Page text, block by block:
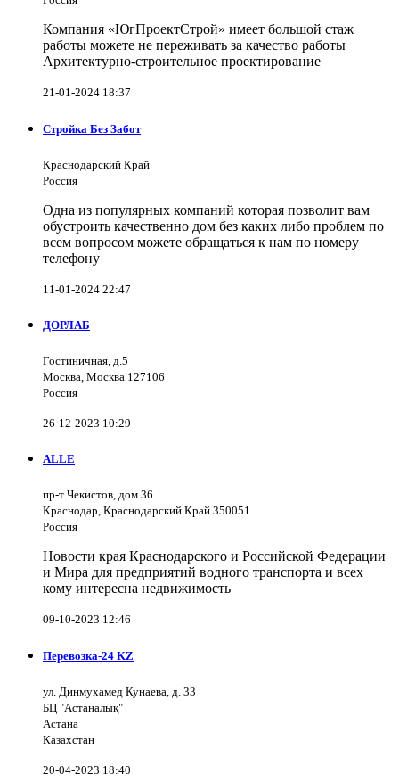
Компания «ЮгПроектСтрой» имеет большой стаж
работы можете не переживать за качество работы
Архитектурно-строительное проектирование
21-01-2024 18:37
Стройка Без Забот
Краснодарский Край
Россия
Одна из популярных компаний которая позволит вам
обустроить качественно дом без каких либо проблем по
всем вопросом можете обращаться к нам по номеру
телефону
11-01-2024 22:47
ДОРЛАБ
Гостиничная, д.5
Москва, Москва 127106
Россия
26-12-2023 10:29
ALLE
пр-т Чекистов, дом 36
Краснодар, Краснодарский Край 350051
Россия
Новости края Краснодарского и Российской Федерации
и Мира для предприятий водного транспорта и всех
кому интересна недвижимость
09-10-2023 12:46
Перевозка-24 KZ
ул. Динмухамед Кунаева, д. 33
БЦ "Астаналық"
Астана
Казахстан
20-04-2023 18:40